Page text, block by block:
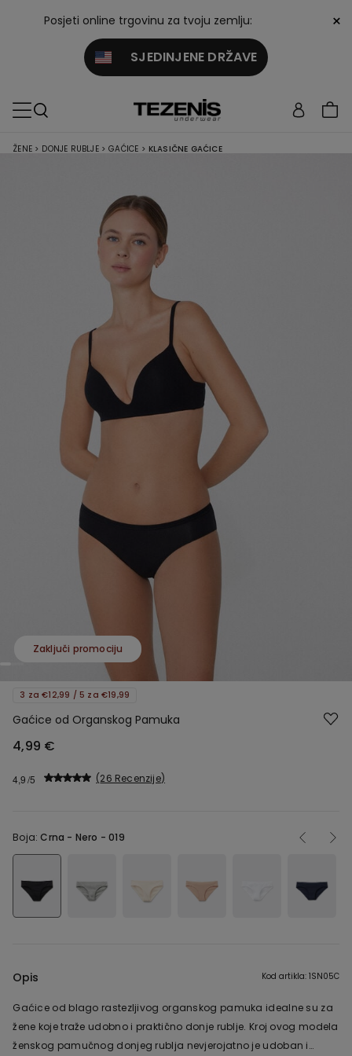
Posjeti online trgovinu za tvoju zemlju:
SJEDINJENE DRŽAVE
×
ŽENE > DONJE RUBLJE > GAĆICE > KLASIČNE GAĆICE
Zaključi promociju
3 za €12,99 / 5 za €19,99
Gaćice od Organskog Pamuka
4,99 €
4,9 26 Recenzije
Boja:Crna - Nero - 019
Opis Kod artikla: 1SN05C
Gaćice od blago rastezljivog organskog pamuka idealne su za
žene koje traže udobno i praktično donje rublje. Kroj ovog modela
ženskog pamučnog donjeg rublja nevjerojatno je udoban i